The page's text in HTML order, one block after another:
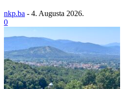
nkp.ba - 4. Augusta 2026.
0